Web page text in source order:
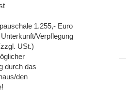
1.255,- Euro
Verpflegung
USt.)
durch das
den